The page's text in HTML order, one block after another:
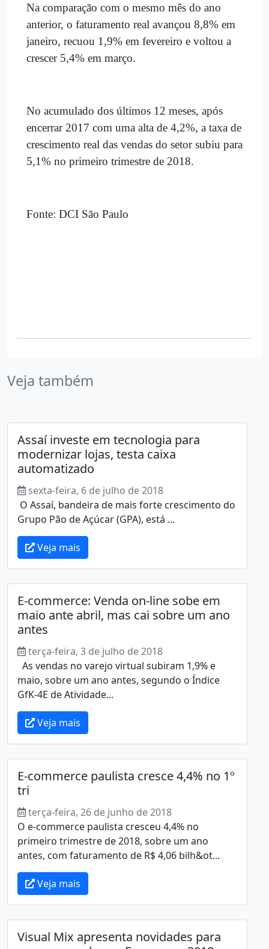
Na comparação com o mesmo mês do ano
anterior, o faturamento real avançou 8,8% em
janeiro, recuou 1,9% em fevereiro e voltou a
crescer 5,4% em março.
No acumulado dos últimos 12 meses, após
encerrar 2017 com uma alta de 4,2%, a taxa de
crescimento real das vendas do setor subiu para
5,1% no primeiro trimestre de 2018.
Fonte: DCI São Paulo
Veja também
Assaí investe em tecnologia para
modernizar lojas, testa caixa
automatizado
sexta-feira, 6 de julho de 2018
O Assaí, bandeira de mais forte crescimento do
Grupo Pão de Açúcar (GPA), está ...
Veja mais
E-commerce: Venda on-line sobe em
maio ante abril, mas cai sobre um ano
antes
terça-feira, 3 de julho de 2018
As vendas no varejo virtual subiram 1,9% e
maio, sobre um ano antes, segundo o Índice
GfK-4E de Atividade...
Veja mais
E-commerce paulista cresce 4,4% no 1º
tri
terça-feira, 26 de junho de 2018
O e-commerce paulista cresceu 4,4% no
primeiro trimestre de 2018, sobre um ano
antes, com faturamento de R$ 4,06 bilh&ot...
Veja mais
Visual Mix apresenta novidades para